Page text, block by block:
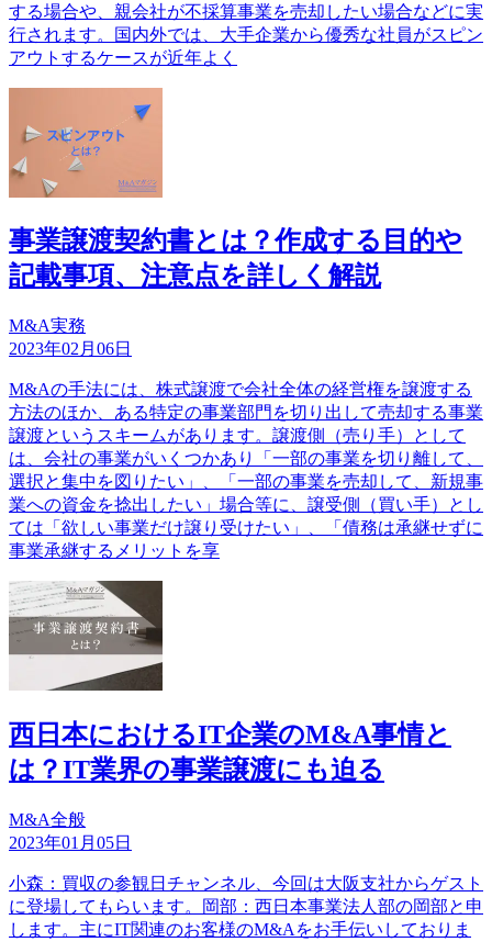
する場合や、親会社が不採算事業を売却したい場合などに実
行されます。国内外では、大手企業から優秀な社員がスピン
アウトするケースが近年よく
事業譲渡契約書とは？作成する目的や
記載事項、注意点を詳しく解説
M&A実務
2023年02月06日
M&Aの手法には、株式譲渡で会社全体の経営権を譲渡する
方法のほか、ある特定の事業部門を切り出して売却する事業
譲渡というスキームがあります。譲渡側（売り手）として
は、会社の事業がいくつかあり「一部の事業を切り離して、
選択と集中を図りたい」、「一部の事業を売却して、新規事
業への資金を捻出したい」場合等に、譲受側（買い手）とし
ては「欲しい事業だけ譲り受けたい」、「債務は承継せずに
事業承継するメリットを享
西日本におけるIT企業のM&A事情と
は？IT業界の事業譲渡にも迫る
M&A全般
2023年01月05日
小森：買収の参観日チャンネル、今回は大阪支社からゲスト
に登場してもらいます。岡部：西日本事業法人部の岡部と申
します。主にIT関連のお客様のM&Aをお手伝いしておりま